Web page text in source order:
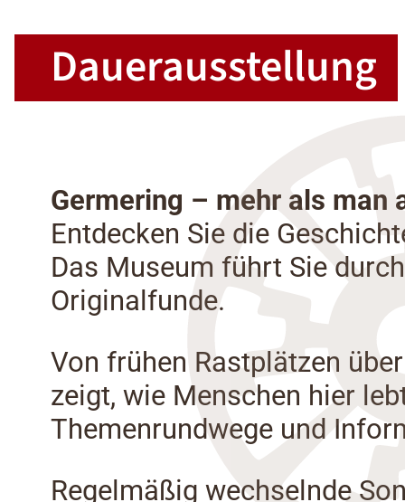
Daueraus­stellung
Germering – mehr als man
Entdecken Sie die
Das Museum führt Sie
Originalfunde.
Von frühen Rastplätzen
zeigt, wie Menschen hier
Themenrundwege und
Regelmäßig wechselnde